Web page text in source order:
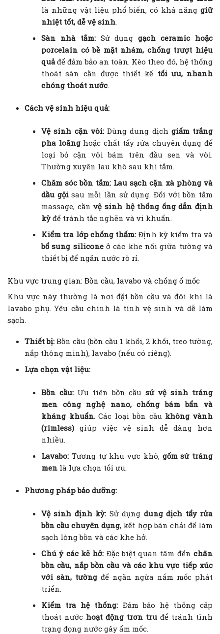
là những vật liệu phổ biến, có khả năng giữ
nhiệt tốt, dễ vệ sinh.
Sàn nhà tắm:Sử dụnggạch ceramic hoặc
porcelain có bề mặt nhám, chống trượt hiệu
quảđể đảm bảo an toàn. Kèo theo đó, hệ thống
thoát sàn cần được thiết kế tối ưu, nhanh
chóng thoát nước.
Cách vệ sinh hiệu quả:
Vệ sinh cặn vôi:Dùng dung dịch giấm trắng
pha loãnghoặc chất tẩy rửa chuyên dụng để
loại bỏ cặn vôi bám trên đầu sen và vòi.
Thường xuyên lau khô sau khi tắm.
Chăm sóc bồn tắm: Lau sạch cặn xà phòng và
dầu gộisau mỗi lần sử dụng. Đối với bồn tắm
massage, cầnvệ sinh hệ thống ống dẫn định
kỳđể tránh tắc nghẽn và vi khuẩn.
Kiểm tra lớp chống thấm: Định kỳ kiểm tra và
bổ sung siliconeở các khe nối giữa tường và
thiết bị để ngăn nước rò rỉ.
Khu vực trung gian: Bồn cầu, lavabo và chống ố mốc
Khu vực này thường là nơi đặt bồn cầu và đôi khi là
lavabo phụ. Yêu cầu chính là tính vệ sinh và dễ làm
sạch.
Thiết bị:Bồn cầu (bồn cầu 1 khối, 2 khối, treo tường,
nắp thông minh), lavabo (nếu có riêng).
Lựa chọn vật liệu:
Bồn cầu:Ưu tiên bồn cầusứ vệ sinh tráng
men công nghệ nano, chống bám bẩn và
kháng khuẩn. Các loại bồn cầu không vành
(rimless) giúp việc vệ sinh dễ dàng hơn
nhiều.
Lavabo: Tương tự khu vực khô, gốm sứ tráng
men là lựa chọn tối ưu.
Phương pháp bảo dưỡng:
Vệ sinh định kỳ: Sử dụng dung dịch tẩy rửa
bồn cầu chuyên dụng, kết hợp bàn chải để làm
sạch lòng bồn và các khe hở.
Chú ý các kẽ hở: Đặc biệt quan tâm đếnchân
bồn cầu, nắp bồn cầu và các khu vực tiếp xúc
với sàn, tườngđể ngăn ngừa nấm mốc phát
triển.
Kiểm tra hệ thống: Đảm bảo hệ thống cấp
thoát nước hoạt động trơn tru để tránh tình
trạng đọng nước gây ẩm mốc.